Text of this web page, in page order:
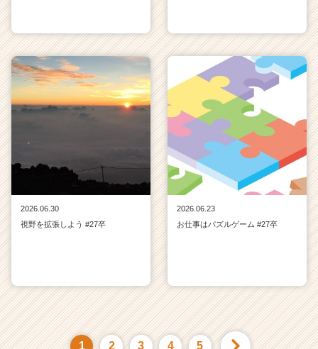
2026.06.30
視野を拡張しよう #27卒
2026.06.23
お仕事はパズルゲーム #27卒
1 2 3 4 5